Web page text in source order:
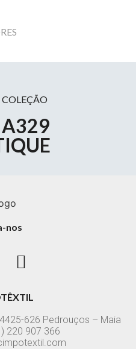
nos
626 Pedrouços – Maia
220 907 366